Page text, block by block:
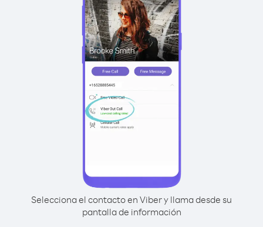
Selecciona el contacto en Viber y llama desde su
pantalla de información